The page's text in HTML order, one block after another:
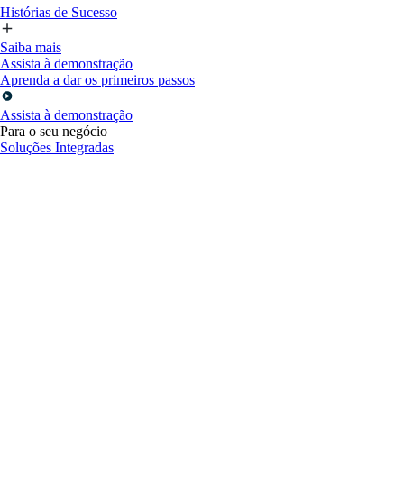
Histórias de Sucesso
Saiba mais
Assista à demonstração
Aprenda a dar os primeiros passos
Assista à demonstração
Para o seu negócio
Soluções Integradas